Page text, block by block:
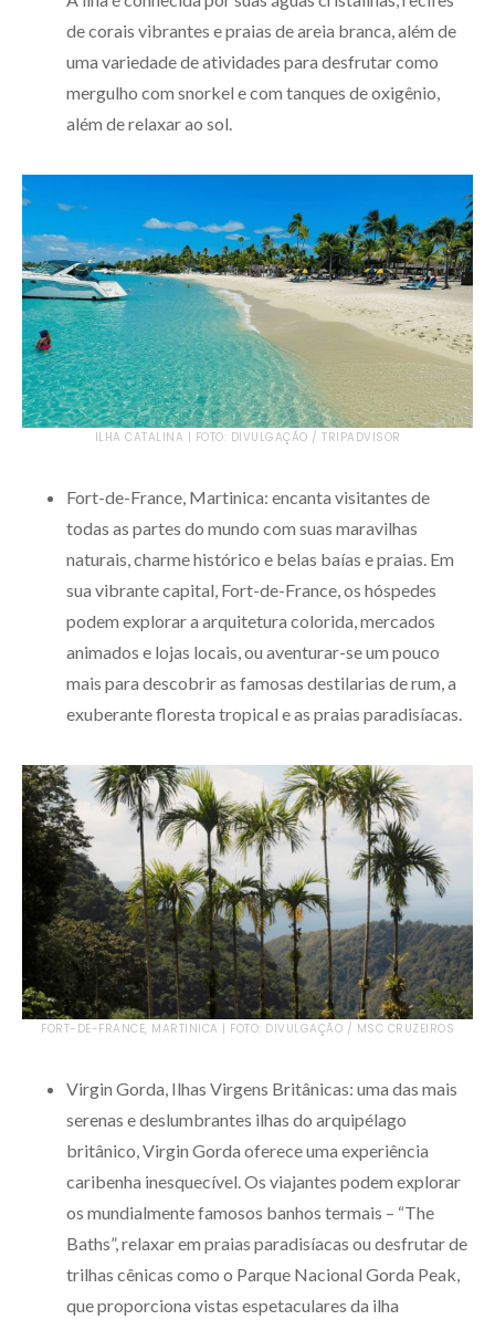
de corais vibrantes e praias de areia branca, além de
uma variedade de atividades para desfrutar como
mergulho com snorkel e com tanques de oxigênio,
além de relaxar ao sol.
ILHA CATALINA | FOTO: DIVULGAÇÃO / TRIPADVISOR
Fort-de-France, Martinica: encanta visitantes de
todas as partes do mundo com suas maravilhas
naturais, charme histórico e belas baías e praias. Em
sua vibrante capital, Fort-de-France, os hóspedes
podem explorar a arquitetura colorida, mercados
animados e lojas locais, ou aventurar-se um pouco
mais para descobrir as famosas destilarias de rum, a
exuberante floresta tropical e as praias paradisíacas.
FORT-DE-FRANCE, MARTINICA | FOTO: DIVULGAÇÃO / MSC CRUZEIROS
Virgin Gorda, Ilhas Virgens Britânicas: uma das mais
serenas e deslumbrantes ilhas do arquipélago
britânico, Virgin Gorda oferece uma experiência
caribenha inesquecível. Os viajantes podem explorar
os mundialmente famosos banhos termais – “The
Baths”, relaxar em praias paradisíacas ou desfrutar de
trilhas cênicas como o Parque Nacional Gorda Peak,
que proporciona vistas espetaculares da ilha